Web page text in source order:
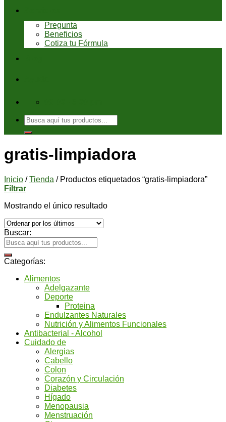
Pregunta
Beneficios
Cotiza tu Fórmula
Buscar
por:
gratis-limpiadora
Inicio / Tienda /Productos etiquetados “gratis-limpiadora”
Filtrar
Mostrando el único resultado
Buscar:
Categorías:
Alimentos
Adelgazante
Deporte
Proteina
Endulzantes Naturales
Nutrición y Alimentos Funcionales
Antibacterial - Alcohol
Cuidado de
Alergias
Cabello
Colon
Corazón y Circulación
Diabetes
Hígado
Menopausia
Menstruación